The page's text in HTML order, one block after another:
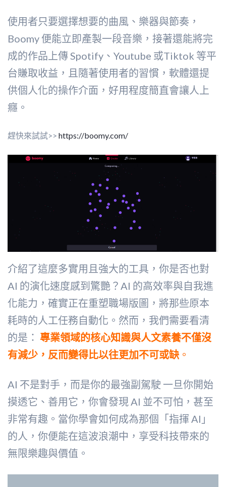
使用者只要選擇想要的曲風、樂器與節奏，
Boomy 便能立即產製一段音樂，接著還能將完
成的作品上傳 Spotify、Youtube 或Tiktok 等平
台賺取收益，且隨著使用者的習慣，軟體還提
供個人化的操作介面，好用程度簡直會讓人上
癮。
趕快來試試>> https://boomy.com/
介紹了這麼多實用且強大的工具，你是否也對
AI 的演化速度感到驚艷？AI 的高效率與自我進
化能力，確實正在重塑職場版圖，將那些原本
耗時的人工任務自動化。然而，我們需要看清
的是： 專業領域的核心知識與人文素養不僅沒
有減少，反而變得比以往更加不可或缺 。
AI 不是對手，而是你的最強副駕駛 一旦你開始
摸透它、善用它，你會發現 AI 並不可怕，甚至
非常有趣。當你學會如何成為那個「指揮 AI」
的人，你便能在這波浪潮中，享受科技帶來的
無限樂趣與價值。